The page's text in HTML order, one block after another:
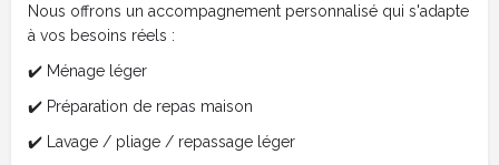
Nous offrons un accompagnement personnalisé qui s'adapte
à vos besoins réels :
✔️ Ménage léger
✔️ Préparation de repas maison
✔️ Lavage / pliage / repassage léger